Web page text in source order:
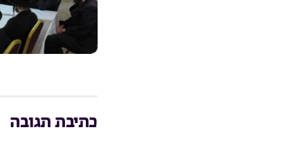
כתיבת תגובה